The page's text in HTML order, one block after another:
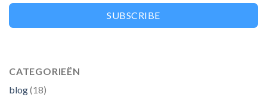
SUBSCRIBE
CATEGORIEËN
blog(18)